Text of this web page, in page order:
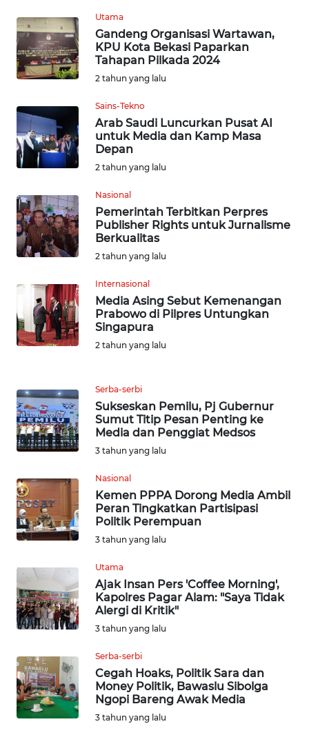
Utama
Gandeng Organisasi Wartawan,
KPU Kota Bekasi Paparkan
Tahapan Pilkada 2024
2 tahun yang lalu
Sains-Tekno
Arab Saudi Luncurkan Pusat AI
untuk Media dan Kamp Masa
Depan
2 tahun yang lalu
Nasional
Pemerintah Terbitkan Perpres
Publisher Rights untuk Jurnalisme
Berkualitas
2 tahun yang lalu
Internasional
Media Asing Sebut Kemenangan
Prabowo di Pilpres Untungkan
Singapura
2 tahun yang lalu
Serba-serbi
Sukseskan Pemilu, Pj Gubernur
Sumut Titip Pesan Penting ke
Media dan Penggiat Medsos
3 tahun yang lalu
Nasional
Kemen PPPA Dorong Media Ambil
Peran Tingkatkan Partisipasi
Politik Perempuan
3 tahun yang lalu
Utama
Ajak Insan Pers 'Coffee Morning',
Kapolres Pagar Alam: "Saya Tidak
Alergi di Kritik"
3 tahun yang lalu
Serba-serbi
Cegah Hoaks, Politik Sara dan
Money Politik, Bawaslu Sibolga
Ngopi Bareng Awak Media
3 tahun yang lalu
KALTARA
WN
KALSEL
WN
KALTIM
WN
WN
GORONTALO
WN
MALUKU
WN
DAIRI
DANAU
WN
LANGKAT
SELATAN
WN
TANJUNG